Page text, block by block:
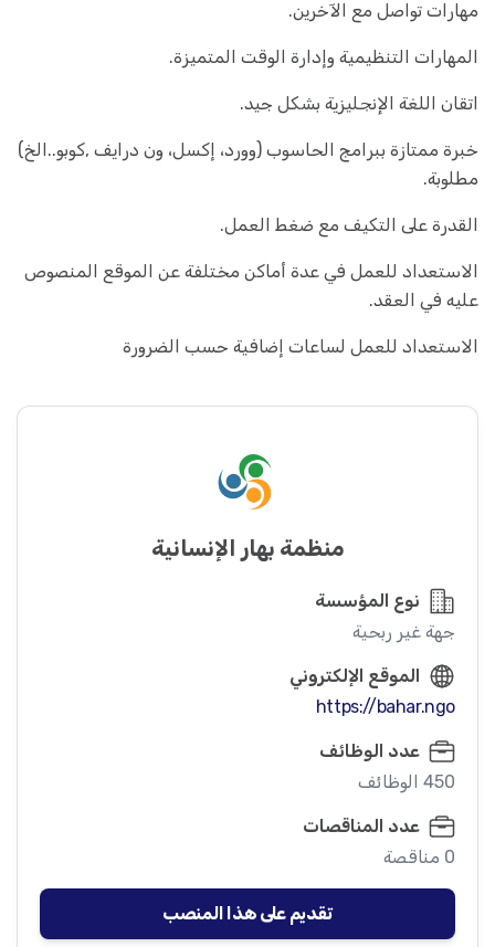
مهارات تواصل مع الآخرين.
المهارات التنظيمية وإدارة الوقت المتميزة.
اتقان اللغة الإنجليزية بشكل جيد.
خبرة ممتازة ببرامج الحاسوب (وورد، إكسل، ون درايف ,كوبو..الخ)
مطلوبة.
القدرة على التكيف مع ضغط العمل.
الاستعداد للعمل في عدة أماكن مختلفة عن الموقع المنصوص
عليه في العقد.
الاستعداد للعمل لساعات إضافية حسب الضرورة
منظمة بهار الإنسانية
نوع المؤسسة
جهة غير ربحية
الموقع الإلكتروني
https://bahar.ngo
عدد الوظائف
450 الوظائف
عدد المناقصات
0 مناقصة
تقديم على هذا المنصب